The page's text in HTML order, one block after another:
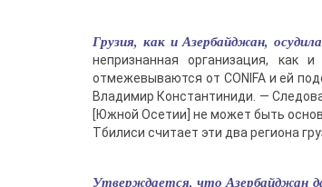
Грузия, как и Азербайджан,
непризнанная организация,
отмежевываются от CONIFA и ей
Владимир Константиниди. —
[Южной Осетии] не может быть
Тбилиси считает эти два региона
Утверждается, что Азербайджан